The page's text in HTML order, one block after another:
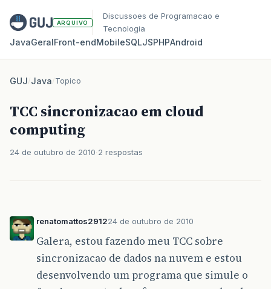
ARQUIVO
Discussoes de Programacao e
Tecnologia
JavaGeralFront‑endMobileSQLJSPHPAndroid
GUJ/Java/Topico
TCC sincronizacao em cloud
computing
24 de outubro de 2010 2 respostas
renatomattos291224 de outubro de 2010
Galera, estou fazendo meu TCC sobre
sincronizacao de dados na nuvem e estou
desenvolvendo um programa que simule o